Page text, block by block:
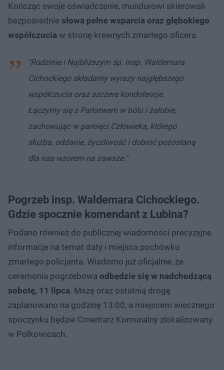
Kończąc swoje oświadczenie, mundurowi skierowali
bezpośrednie słowa pełne wsparcia oraz głębokiego
współczucia w stronę krewnych zmarłego oficera.
"Rodzinie i Najbliższym śp. insp. Waldemara
Cichockiego składamy wyrazy najgłębszego
współczucia oraz szczere kondolencje.
Łączymy się z Państwem w bólu i żałobie,
zachowując w pamięci Człowieka, którego
służba, oddanie, życzliwość i dobroć pozostaną
dla nas wzorem na zawsze."
Pogrzeb insp. Waldemara Cichockiego.
Gdzie spocznie komendant z Lubina?
Podano również do publicznej wiadomości precyzyjne
informacje na temat daty i miejsca pochówku
zmarłego policjanta. Wiadomo już oficjalnie, że
ceremonia pogrzebowa odbędzie się w nadchodzącą
sobotę, 11 lipca. Mszę oraz ostatnią drogę
zaplanowano na godzinę 13:00, a miejscem wiecznego
spoczynku będzie Cmentarz Komunalny zlokalizowany
w Polkowicach.